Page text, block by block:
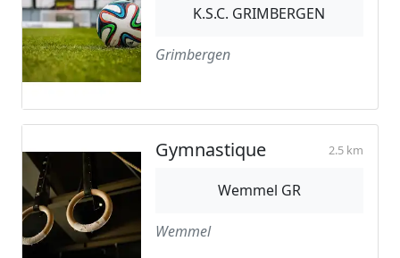
K.S.C. GRIMBERGEN
Grimbergen
Gymnastique 2.5 km
Wemmel GR
Wemmel